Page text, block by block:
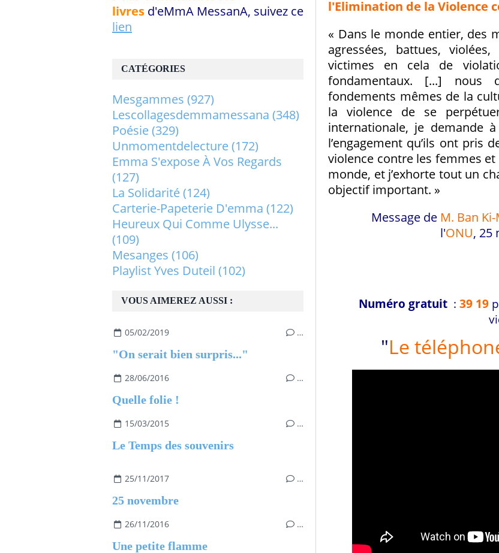
l'Elimination de la Violence
« Dans le monde entier, des
agressées, battues,
victimes en cela de
fondamentaux. [...] nous
fondements mêmes de la
la violence de se
internationale, je demande
l’engagement qu’ils ont pris
violence contre les femmes
monde, et j’exhorte tout un
objectif important. »
Message de M. Ban
l'ONU, 25
Numéro gratuit : 39 19
"Le
VOUS AIMEREZ AUSSI :
05/02/2019 …
"On serait bien surpris..."
28/06/2016 …
Quelle folie !
15/03/2015 …
Le Temps des souvenirs
25/11/2017 …
25 novembre
26/11/2016 …
Une petite flamme
CATÉGORIES
Mesgammes (927)
Lescollagesdemmamessana (348)
Poésie(329)
Unmomentdelecture(172)
Emma S'expose À Vos Regards
(127)
La Solidarité(124)
Carterie-Papeterie D'emma (122)
Heureux Qui Comme Ulysse...
(109)
Mesanges (106)
Playlist Yves Duteil (102)
livres d'eMmA MessanA, suivez ce
lien